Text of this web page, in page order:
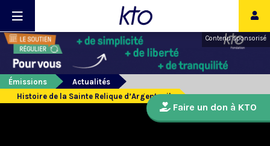
Contenu sponsorisé
Émissions
Actualités
Histoire de la Sainte Relique d’Argenteuil
Faire un don à KTO